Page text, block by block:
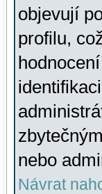
objevují
profilu,
nebo
Návrat